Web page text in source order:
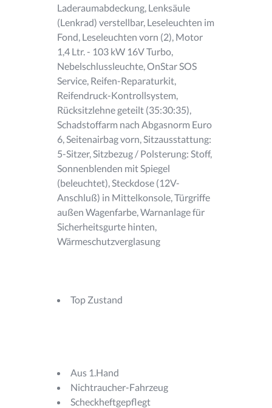
Laderaumabdeckung, Lenksäule
(Lenkrad) verstellbar, Leseleuchten im
Fond, Leseleuchten vorn (2), Motor
1,4 Ltr. - 103 kW 16V Turbo,
Nebelschlussleuchte, OnStar SOS
Service, Reifen-Reparaturkit,
Reifendruck-Kontrollsystem,
Rücksitzlehne geteilt (35:30:35),
Schadstoffarm nach Abgasnorm Euro
6, Seitenairbag vorn, Sitzausstattung:
5-Sitzer, Sitzbezug / Polsterung: Stoff,
Sonnenblenden mit Spiegel
(beleuchtet), Steckdose (12V-
Anschluß) in Mittelkonsole, Türgriffe
außen Wagenfarbe, Warnanlage für
Sicherheitsgurte hinten,
Wärmeschutzverglasung
Top Zustand
Aus 1.Hand
Nichtraucher-Fahrzeug
Scheckheftgepflegt